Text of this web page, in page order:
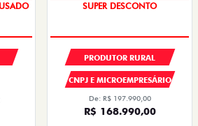
SUPER DESCONTO
PRODUTOR RURAL
CNPJ E MICROEMPRESÁRIO
De: R$ 197.990,00
R$ 168.990,00